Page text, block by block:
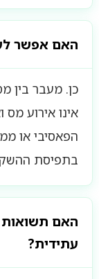
האם אפשר
כן. מעבר בין
אינו אירוע מס
הפאסיבי או
בתפיסת
האם
עתידית?